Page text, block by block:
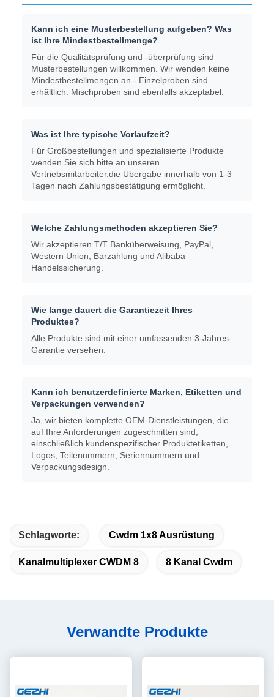
Kann ich eine Musterbestellung aufgeben? Was
ist Ihre Mindestbestellmenge?
Für die Qualitätsprüfung und -überprüfung sind
Musterbestellungen willkommen. Wir wenden keine
Mindestbestellmengen an - Einzelproben sind
erhältlich. Mischproben sind ebenfalls akzeptabel.
Was ist Ihre typische Vorlaufzeit?
Für Großbestellungen und spezialisierte Produkte
wenden Sie sich bitte an unseren
Vertriebsmitarbeiter.die Übergabe innerhalb von 1-3
Tagen nach Zahlungsbestätigung ermöglicht.
Welche Zahlungsmethoden akzeptieren Sie?
Wir akzeptieren T/T Banküberweisung, PayPal,
Western Union, Barzahlung und Alibaba
Handelssicherung.
Wie lange dauert die Garantiezeit Ihres
Produktes?
Alle Produkte sind mit einer umfassenden 3-Jahres-
Garantie versehen.
Kann ich benutzerdefinierte Marken, Etiketten und
Verpackungen verwenden?
Ja, wir bieten komplette OEM-Dienstleistungen, die
auf Ihre Anforderungen zugeschnitten sind,
einschließlich kundenspezifischer Produktetiketten,
Logos, Teilenummern, Seriennummern und
Verpackungsdesign.
Schlagworte: Cwdm 1x8 Ausrüstung
Kanalmultiplexer CWDM 8 8 Kanal Cwdm
Verwandte Produkte